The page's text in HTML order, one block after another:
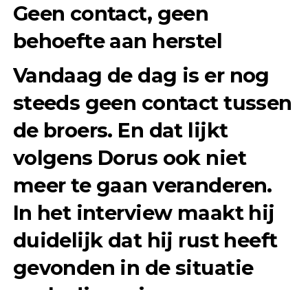
Geen contact, geen
behoefte aan herstel
Vandaag de dag is er nog
steeds geen contact tussen
de broers. En dat lijkt
volgens Dorus ook niet
meer te gaan veranderen.
In het interview maakt hij
duidelijk dat hij rust heeft
gevonden in de situatie